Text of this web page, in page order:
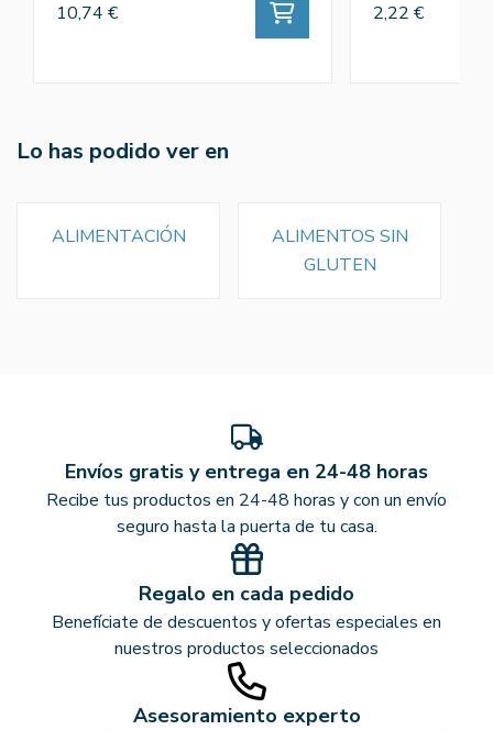
10,74 € 2,22 €
Lo has podido ver en
ALIMENTACIÓN
ALIMENTOS SIN
GLUTEN
Envíos gratis y entrega en 24-48 horas
Recibe tus productos en 24-48 horas y con un envío
seguro hasta la puerta de tu casa.
Regalo en cada pedido
Benefíciate de descuentos y ofertas especiales en
nuestros productos seleccionados
Asesoramiento experto